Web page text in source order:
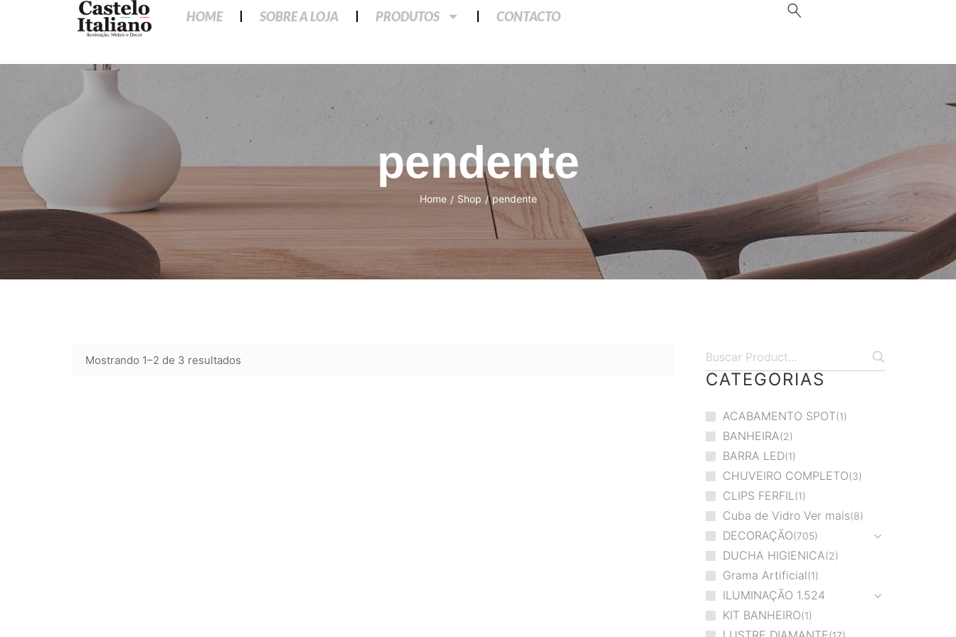
HOME SOBRE A LOJA PRODUTOS CONTACTO
pendente
Home / Shop / pendente
Mostrando 1–2 de 3 resultados
CATEGORIAS
ACABAMENTO SPOT 1
BANHEIRA 2
BARRA LED 1
CHUVEIRO COMPLETO 3
CLIPS FERFIL 1
Cuba de Vidro Ver mais 8
DECORAÇÃO 705
DUCHA HIGIENICA 2
Grama Artificial 1
ILUMINAÇÃO 1.524
KIT BANHEIRO 1